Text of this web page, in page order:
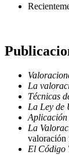
La
Técnicas
La Ley de
Aplicación
La
valoración
El Código